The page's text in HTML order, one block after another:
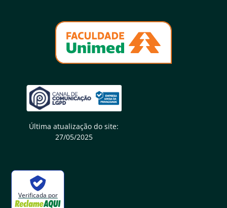
Última atualização do site:
27/05/2025
Verificada por